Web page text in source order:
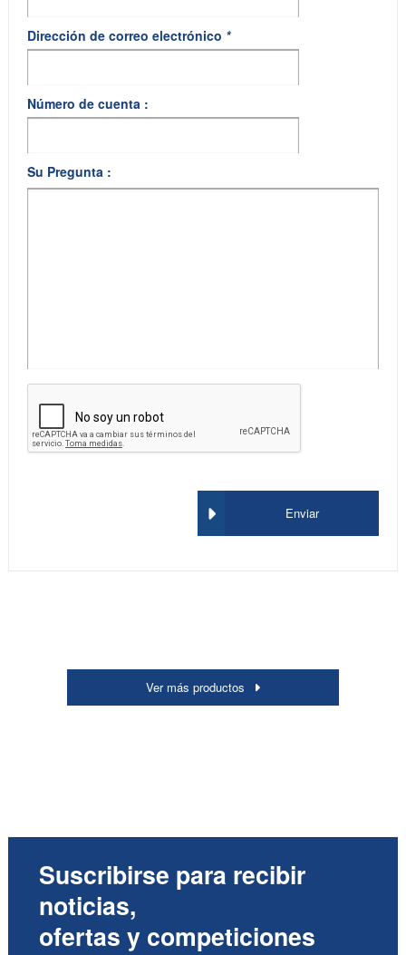
Dirección de correo electrónico *
Número de cuenta :
Su Pregunta :
Enviar
Ver más productos
Suscribirse para recibir
noticias,
ofertas y competiciones